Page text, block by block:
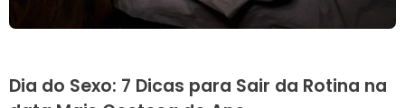
Dia do Sexo: 7 Dicas para Sair da Rotina na